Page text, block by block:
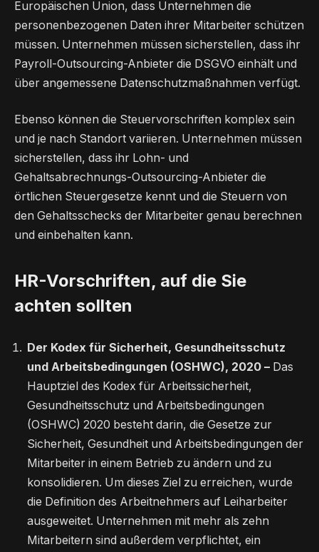
Europäischen Union, dass Unternehmen die
personenbezogenen Daten ihrer Mitarbeiter schützen
müssen. Unternehmen müssen sicherstellen, dass ihr
Payroll-Outsourcing-Anbieter die DSGVO einhält und
über angemessene Datenschutzmaßnahmen verfügt.
Ebenso können die Steuervorschriften komplex sein
und je nach Standort variieren. Unternehmen müssen
sicherstellen, dass ihr Lohn- und
Gehaltsabrechnungs-Outsourcing-Anbieter die
örtlichen Steuergesetze kennt und die Steuern von
den Gehaltsschecks der Mitarbeiter genau berechnen
und einbehalten kann.
HR-Vorschriften, auf die Sie
achten sollten
Der Kodex für Sicherheit, Gesundheitsschutz
und Arbeitsbedingungen (OSHWC), 2020 – Das
Hauptziel des Kodex für Arbeitssicherheit,
Gesundheitsschutz und Arbeitsbedingungen
(OSHWC) 2020 besteht darin, die Gesetze zur
Sicherheit, Gesundheit und Arbeitsbedingungen der
Mitarbeiter in einem Betrieb zu ändern und zu
konsolidieren. Um dieses Ziel zu erreichen, wurde
die Definition des Arbeitnehmers auf Leiharbeiter
ausgeweitet. Unternehmen mit mehr als zehn
Mitarbeitern sind außerdem verpflichtet, ein